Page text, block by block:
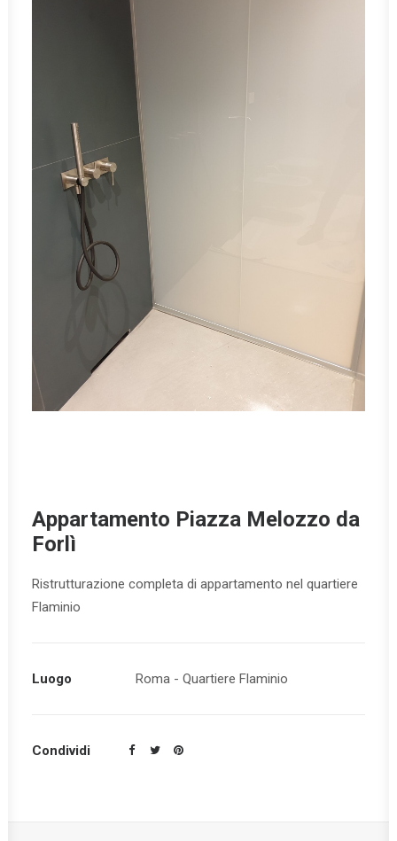
Appartamento Piazza Melozzo da
Forlì
Ristrutturazione completa di appartamento nel quartiere
Flaminio
Luogo Roma - Quartiere Flaminio
Condividi